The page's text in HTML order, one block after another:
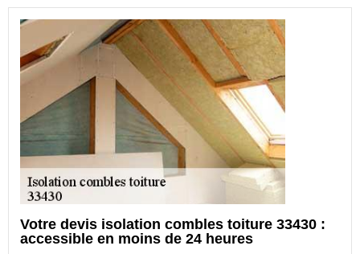
Votre devis isolation combles toiture 33430 :
accessible en moins de 24 heures